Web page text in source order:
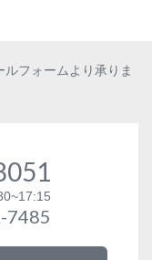
フォームより承りま
7485